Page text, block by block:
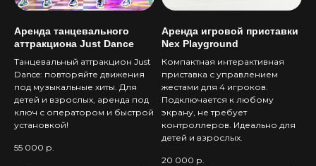
Аренда танцевального
аттракциона Just Dance
Танцевальный аттракцион Just
Dance: повторяйте движения
под музыкальные хиты. Для
детей и взрослых, аренда под
ключ с оператором и быстрой
установкой!
55 000 р.
Аренда игровой приставки
Nex Playground
Компактная интерактивная
приставка с управлением
жестами для 4 игроков.
Подключается к любому
экрану, не требует
контроллеров. Идеально для
детей и взрослых.
20 000 р.